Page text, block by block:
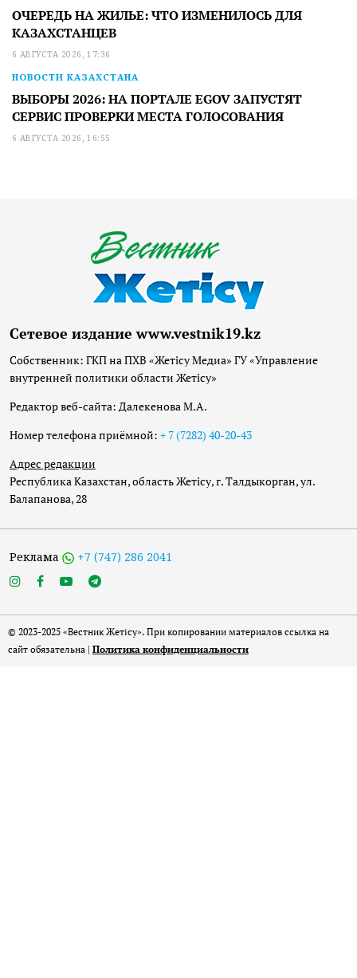
ОЧЕРЕДЬ НА ЖИЛЬЕ: ЧТО ИЗМЕНИЛОСЬ ДЛЯ
КАЗАХСТАНЦЕВ
6 АВГУСТА 2026, 17:36
НОВОСТИ КАЗАХСТАНА
ВЫБОРЫ 2026: НА ПОРТАЛЕ EGOV ЗАПУСТЯТ
СЕРВИС ПРОВЕРКИ МЕСТА ГОЛОСОВАНИЯ
6 АВГУСТА 2026, 16:55
Сетевое издание www.vestnik19.kz
Собственник: ГКП на ПХВ «Жетісу Медиа» ГУ «Управление
внутренней политики области Жетісу»
Редактор веб-сайта: Далекенова М.А.
Номер телефона приёмной: + 7 (7282) 40-20-43
Адрес редакции
Республика Казахстан, область Жетісу, г. Талдыкорган, ул.
Балапанова, 28
Реклама +7 (747) 286 2041
© 2023-2025 «Вестник Жетісу». При копировании материалов ссылка на
сайт обязательна | Политика конфиденциальности